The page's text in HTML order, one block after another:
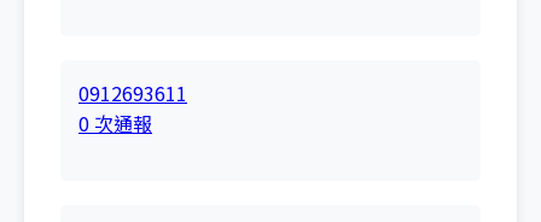
0912693611
0 次通報